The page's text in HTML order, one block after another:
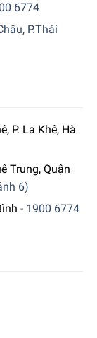
kéo dài tuổi
BHN20L
có khả
6774
P.Thái
P. La Khê, Hà
Trung, Quận
6)
- 1900 6774